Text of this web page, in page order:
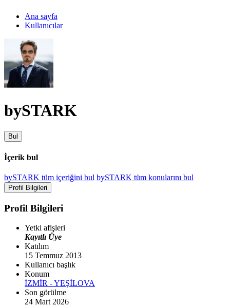
Ana sayfa
Kullanıcılar
bySTARK
Bul
İçerik bul
bySTARK tüm içeriğini bul bySTARK tüm konularını bul
Profil Bilgileri
Profil Bilgileri
Yetki afişleri
Kayıtlı Üye
Katılım
15 Temmuz 2013
Kullanıcı başlık
Konum
İZMİR - YEŞİLOVA
Son görülme
24 Mart 2026